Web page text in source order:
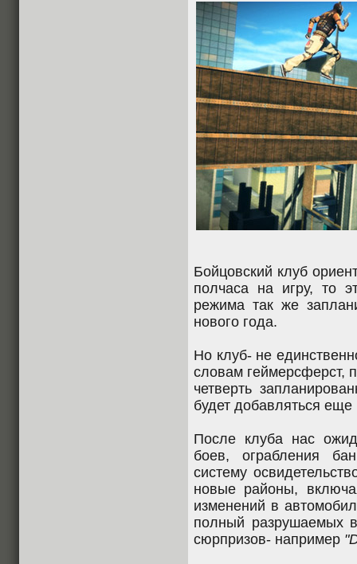
Бойцовский клуб
полчаса на игру, то
режима так же
нового года.
Но клуб- не
словам геймерсферст,
четверть
будет добавляться еще
После клуба нас
боев, ограбления
систему
новые районы,
изменений в
полный разрушаемых
сюрпризов- например